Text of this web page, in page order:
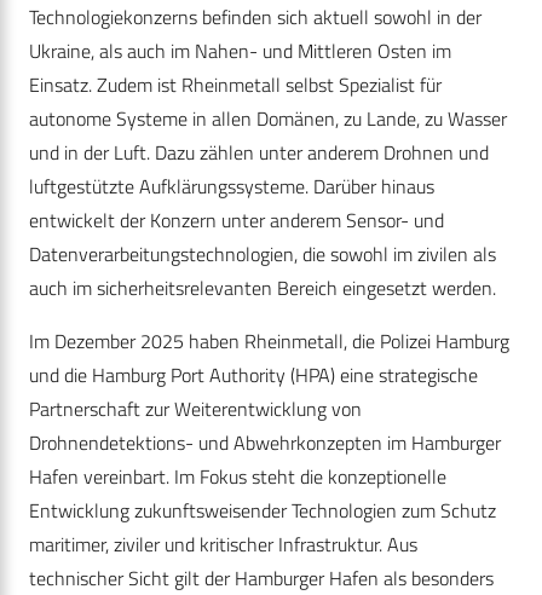
Technologiekonzerns befinden sich aktuell sowohl in der
Ukraine, als auch im Nahen- und Mittleren Osten im
Einsatz. Zudem ist Rheinmetall selbst Spezialist für
autonome Systeme in allen Domänen, zu Lande, zu Wasser
und in der Luft. Dazu zählen unter anderem Drohnen und
luftgestützte Aufklärungssysteme. Darüber hinaus
entwickelt der Konzern unter anderem Sensor- und
Datenverarbeitungstechnologien, die sowohl im zivilen als
auch im sicherheitsrelevanten Bereich eingesetzt werden.
Im Dezember 2025 haben Rheinmetall, die Polizei Hamburg
und die Hamburg Port Authority (HPA) eine strategische
Partnerschaft zur Weiterentwicklung von
Drohnendetektions- und Abwehrkonzepten im Hamburger
Hafen vereinbart. Im Fokus steht die konzeptionelle
Entwicklung zukunftsweisender Technologien zum Schutz
maritimer, ziviler und kritischer Infrastruktur. Aus
technischer Sicht gilt der Hamburger Hafen als besonders